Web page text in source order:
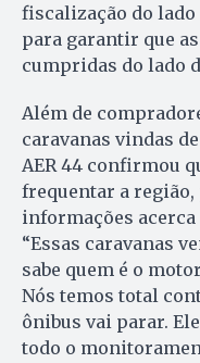
fiscalização do
para garantir que
cumpridas do lado
Além de
caravanas vindas
AER 44 confirmou
frequentar a
informações
“Essas caravanas
sabe quem é o
Nós temos total
ônibus vai parar.
todo o